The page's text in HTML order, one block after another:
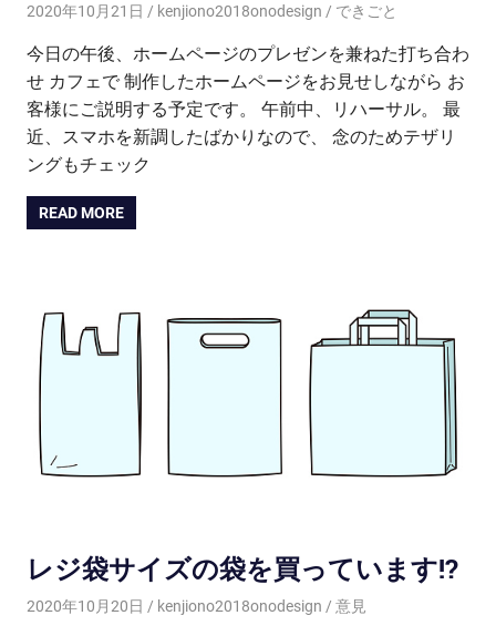
2020年10月21日 kenjiono2018onodesign できごと
今日の午後、ホームページのプレゼンを兼ねた打ち合わ
せ カフェで 制作したホームページをお見せしながら お
客様にご説明する予定です。 午前中、リハーサル。 最
近、スマホを新調したばかりなので、 念のためテザリ
ングもチェック
READ MORE
レジ袋サイズの袋を買っています!?
2020年10月20日 kenjiono2018onodesign 意見